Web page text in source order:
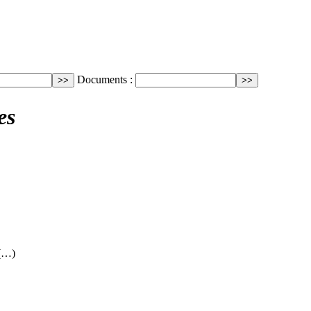
Documents :
(…)